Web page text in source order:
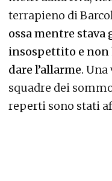
terrapieno di
ossa mentre stava
insospettito e non
dare l’allarme. Una
squadre dei
reperti sono stati